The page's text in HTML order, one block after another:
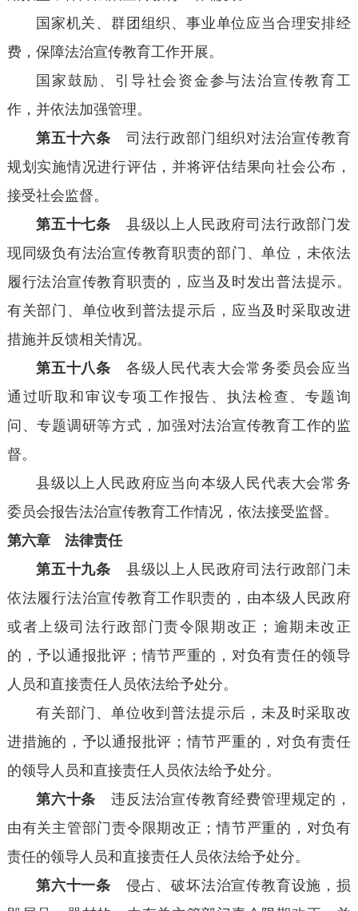
国家机关、群团组织、事业单位应当合理安排经
费，保障法治宣传教育工作开展。
国家鼓励、引导社会资金参与法治宣传教育工
作，并依法加强管理。
第五十六条 司法行政部门组织对法治宣传教育
规划实施情况进行评估，并将评估结果向社会公布，
接受社会监督。
第五十七条 县级以上人民政府司法行政部门发
现同级负有法治宣传教育职责的部门、单位，未依法
履行法治宣传教育职责的，应当及时发出普法提示。
有关部门、单位收到普法提示后，应当及时采取改进
措施并反馈相关情况。
第五十八条 各级人民代表大会常务委员会应当
通过听取和审议专项工作报告、执法检查、专题询
问、专题调研等方式，加强对法治宣传教育工作的监
督。
县级以上人民政府应当向本级人民代表大会常务
委员会报告法治宣传教育工作情况，依法接受监督。
第六章 法律责任
第五十九条 县级以上人民政府司法行政部门未
依法履行法治宣传教育工作职责的，由本级人民政府
或者上级司法行政部门责令限期改正；逾期未改正
的，予以通报批评；情节严重的，对负有责任的领导
人员和直接责任人员依法给予处分。
有关部门、单位收到普法提示后，未及时采取改
进措施的，予以通报批评；情节严重的，对负有责任
的领导人员和直接责任人员依法给予处分。
第六十条 违反法治宣传教育经费管理规定的，
由有关主管部门责令限期改正；情节严重的，对负有
责任的领导人员和直接责任人员依法给予处分。
第六十一条 侵占、破坏法治宣传教育设施，损